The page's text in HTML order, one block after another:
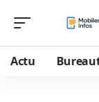
Actu